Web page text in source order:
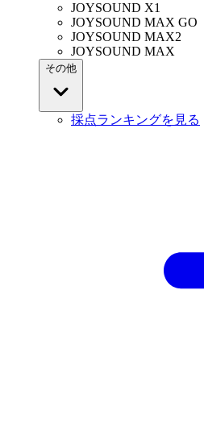
JOYSOUND X1
JOYSOUND MAX GO
JOYSOUND MAX2
JOYSOUND MAX
その他
採点ランキングを見る